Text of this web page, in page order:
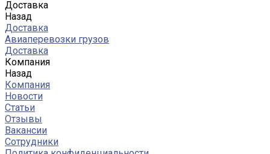
Доставка
Назад
Доставка
Авиаперевозки грузов
Доставка
Компания
Назад
Компания
Новости
Статьи
Отзывы
Вакансии
Сотрудники